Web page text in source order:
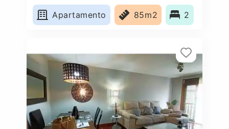
Apartamento
85m2 2